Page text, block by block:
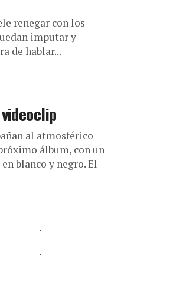
renegar con los
imputar y
de hablar...
al atmosférico
álbum, con un
blanco y negro. El